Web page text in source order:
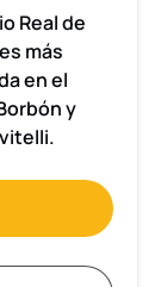
Real de
más
en el
y